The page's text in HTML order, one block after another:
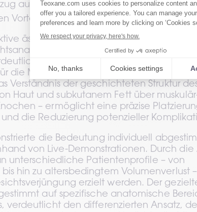
auf Selbstvertrauen und soziale
Vorteile unterstreicht1.
ästhetische Praxis erfordert ein
Die von Dr. Billur Sezgin
wichtige anatomische
die Minimierung von Risiken bei Filler-
Verständnis der geschichteten Struktur
Haut und subkutanem Fett über
– ermöglicht eine präzise
die Reduzierung potenzieller
die Bedeutung individuell
von Live-Demonstrationen. Durch die
unterschiedliche Patientenprofile – von
hin zu altersbedingtem Volumenverlust
erzielt werden. Der
auf spezifische anatomische
verdeutlicht den differenzierten Ansatz,